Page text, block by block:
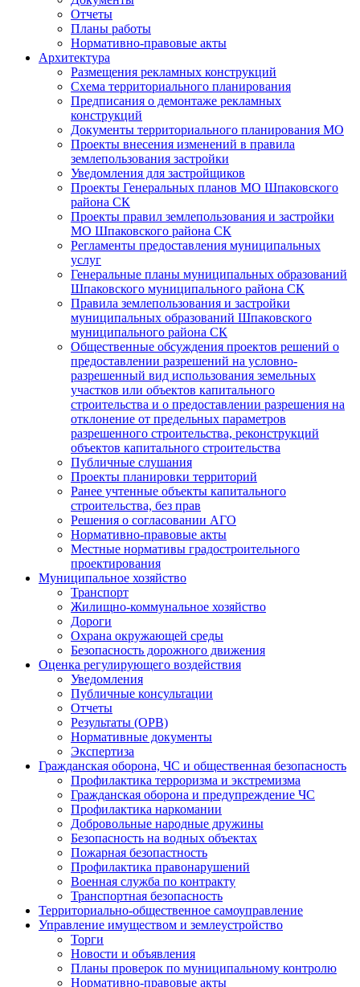
Отчеты
Планы работы
Нормативно-правовые акты
Архитектура
Размещения рекламных конструкций
Схема территориального планирования
Предписания о демонтаже рекламных
конструкций
Документы территориального планирования МО
Проекты внесения изменений в правила
землепользования застройки
Уведомления для застройщиков
Проекты Генеральных планов МО Шпаковского
района СК
Проекты правил землепользования и застройки
МО Шпаковского района СК
Регламенты предоставления муниципальных
услуг
Генеральные планы муниципальных образований
Шпаковского муниципального района СК
Правила землепользования и застройки
муниципальных образований Шпаковского
муниципального района СК
Общественные обсуждения проектов решений о
предоставлении разрешений на условно-
разрешенный вид использования земельных
участков или объектов капитального
строительства и о предоставлении разрешения на
отклонение от предельных параметров
разрешенного строительства, реконструкций
объектов капитального строительства
Публичные слушания
Проекты планировки территорий
Ранее учтенные объекты капитального
строительства, без прав
Решения о согласовании АГО
Нормативно-правовые акты
Местные нормативы градостроительного
проектирования
Муниципальное хозяйство
Транспорт
Жилищно-коммунальное хозяйство
Дороги
Охрана окружающей среды
Безопасность дорожного движения
Оценка регулирующего воздействия
Уведомления
Публичные консультации
Отчеты
Результаты (ОРВ)
Нормативные документы
Экспертиза
Гражданская оборона, ЧС и общественная безопасность
Профилактика терроризма и экстремизма
Гражданская оборона и предупреждение ЧС
Профилактика наркомании
Добровольные народные дружины
Безопасность на водных объектах
Пожарная безопастность
Профилактика правонарушений
Военная служба по контракту
Транспортная безопасность
Территориально-общественное самоуправление
Управление имуществом и землеустройство
Торги
Новости и объявления
Планы проверок по муниципальному контролю
Нормативно-правовые акты